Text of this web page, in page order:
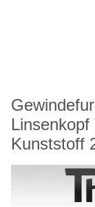
Kunststoff